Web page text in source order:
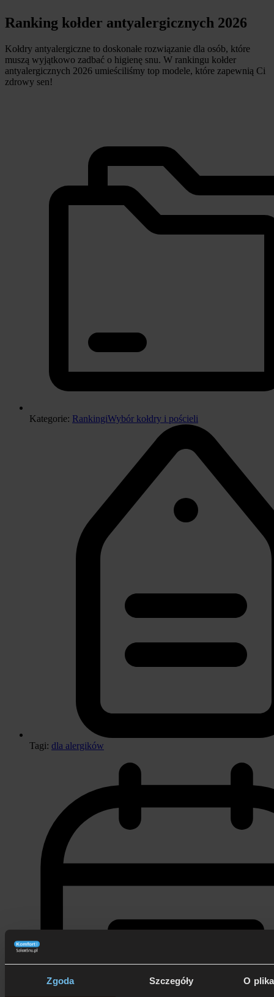
Zgoda Szczegóły O
Ranking kołder antyalergicznych 2026
Kołdry antyalergiczne to doskonałe rozwiązanie dla osób, które
muszą wyjątkowo zadbać o higienę snu. W rankingu kołder
antyalergicznych 2026 umieściliśmy top modele, które zapewnią Ci
zdrowy sen!
Kategorie: RankingiWybór kołdry i pościeli
Tagi: dla alergików